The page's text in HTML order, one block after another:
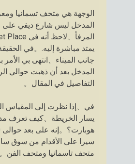
الوجهة هي متحف تسمانيا
المدخل ليس شارع ديفي على
يمتد مباشرة إليه.。في
جانب الميناء、انتهى بي الأمر
المدخل بعد أن ذهبت حوالي
التفاصيل في المقال。
في、إذا نظرت إلى المقياس
يسار الخريطة、كيف تعرف
سيرا على الأقدام من سوق
متحف تاسمانيا ومتحف الفن。